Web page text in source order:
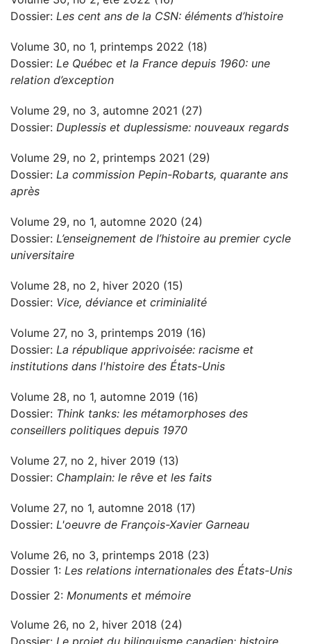
Dossier: Les cent ans de la CSN: éléments d’histoire
Volume 30, no 1, printemps 2022 (18)
Dossier: Le Québec et la France depuis 1960: une
relation d’exception
Volume 29, no 3, automne 2021 (27)
Dossier: Duplessis et duplessisme: nouveaux regards
Volume 29, no 2, printemps 2021 (29)
Dossier: La commission Pepin-Robarts, quarante ans
après
Volume 29, no 1, automne 2020 (24)
Dossier: L’enseignement de l’histoire au premier cycle
universitaire
Volume 28, no 2, hiver 2020 (15)
Dossier: Vice, déviance et criminialité
Volume 27, no 3, printemps 2019 (16)
Dossier: La république apprivoisée: racisme et
institutions dans l'histoire des États-Unis
Volume 28, no 1, automne 2019 (16)
Dossier: Think tanks: les métamorphoses des
conseillers politiques depuis 1970
Volume 27, no 2, hiver 2019 (13)
Dossier: Champlain: le rêve et les faits
Volume 27, no 1, automne 2018 (17)
Dossier: L'oeuvre de François-Xavier Garneau
Volume 26, no 3, printemps 2018 (23)
Dossier 1: Les relations internationales des États-Unis
Dossier 2: Monuments et mémoire
Volume 26, no 2, hiver 2018 (24)
Dossier: Le projet du bilinguisme canadien: histoire,